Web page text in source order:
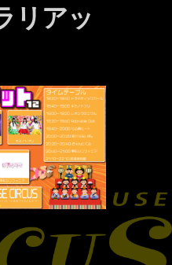
リアッ